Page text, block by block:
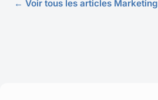
← Voir tous les articles Marketing